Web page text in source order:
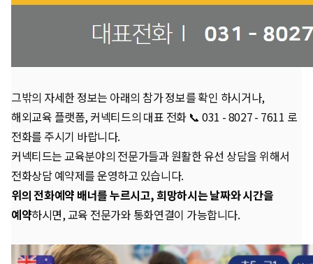
그밖의 자세한 정보는 아래의 참가 정보를 확인 하시거나,
해외교육 플랫폼, 커넥티드의 대표 전화 📞 031 - 8027 - 7611 로
전화를 주시기 바랍니다.
커넥티드는 교육분야의 전문가들과 원활한 유선 상담을 위해서
전화상담 예약제를 운영하고 있습니다.
위의 전화예약 배너를 누르시고, 희망하시는 날짜와 시간을
예약하시면, 교육 전문가와 통화연결이 가능합니다.